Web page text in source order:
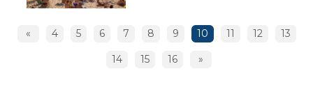
« 4 5 6 7 8 9 10 11 12 13
14 15 16 »